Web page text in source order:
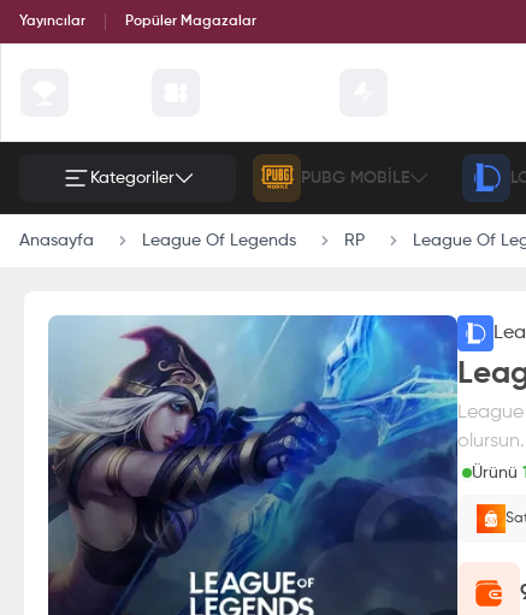
Yayıncılar Popüler Magazalar
Kategoriler PUBG MOBILE
Anasayfa League Of Legends RP League Of
Ürünü
E-